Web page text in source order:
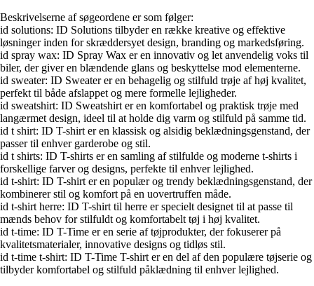
Beskrivelserne af søgeordene er som følger:
id solutions: ID Solutions tilbyder en række kreative og effektive
løsninger inden for skræddersyet design, branding og markedsføring.
id spray wax: ID Spray Wax er en innovativ og let anvendelig voks til
biler, der giver en blændende glans og beskyttelse mod elementerne.
id sweater: ID Sweater er en behagelig og stilfuld trøje af høj kvalitet,
perfekt til både afslappet og mere formelle lejligheder.
id sweatshirt: ID Sweatshirt er en komfortabel og praktisk trøje med
langærmet design, ideel til at holde dig varm og stilfuld på samme tid.
id t shirt: ID T-shirt er en klassisk og alsidig beklædningsgenstand, der
passer til enhver garderobe og stil.
id t shirts: ID T-shirts er en samling af stilfulde og moderne t-shirts i
forskellige farver og designs, perfekte til enhver lejlighed.
id t-shirt: ID T-shirt er en populær og trendy beklædningsgenstand, der
kombinerer stil og komfort på en uovertruffen måde.
id t-shirt herre: ID T-shirt til herre er specielt designet til at passe til
mænds behov for stilfuldt og komfortabelt tøj i høj kvalitet.
id t-time: ID T-Time er en serie af tøjprodukter, der fokuserer på
kvalitetsmaterialer, innovative designs og tidløs stil.
id t-time t-shirt: ID T-Time T-shirt er en del af den populære tøjserie og
tilbyder komfortabel og stilfuld påklædning til enhver lejlighed.